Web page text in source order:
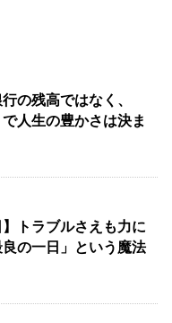
の残高ではなく、
で人生の豊かさは決ま
】トラブルさえも力に
の一日」という魔法